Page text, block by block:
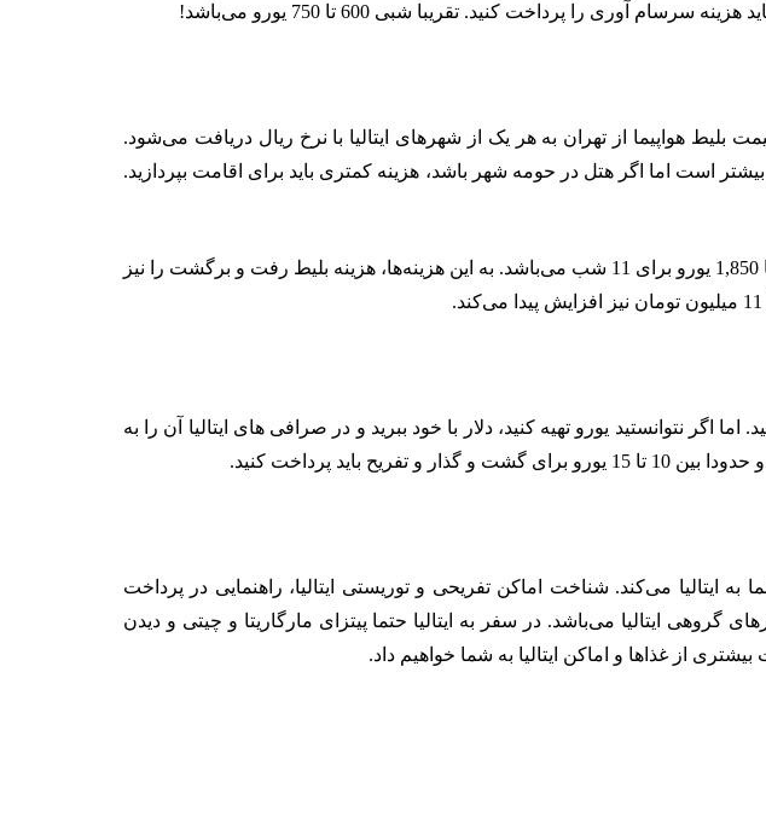
هواپیما از تهران به هر یک از شهر‌های ایتالیا با نرخ ریال دریافت می‌شود.
است اما اگر هتل در حومه شهر باشد، هزینه کمتری باید برای اقامت بپردازید.
کمترین قیمت تور ایتالیا برای 4 شب و 5 روز، از 650 یورو شروع می‌شود و بیشترین قیمت آن، تا 1,850 یورو برای 11 شب می‌باشد. به این هزینه‌ها، هزینه بلیط رفت و برگشت را نیز
اگر نتوانستید یورو تهیه کنید، دلار با خود ببرید و در صرافی های ایتالیا آن را به
ایتالیا می‌کند. شناخت اماکن تفریحی و توریستی ایتالیا، راهنمایی در پرداخت
گروهی ایتالیا می‌باشد. در سفر به ایتالیا حتما پیتزای مارگاریتا و چیتی و دیدن
از غذاها و اماکن ایتالیا به شما خواهیم داد.